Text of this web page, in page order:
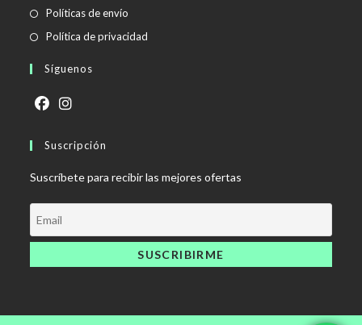
Políticas de envío
abre
Política de privacidad
Síguenos
abre
una
nueva
pestaña
abre
una
nueva
pestaña
Suscripción
Suscríbete para recibir las mejores ofertas